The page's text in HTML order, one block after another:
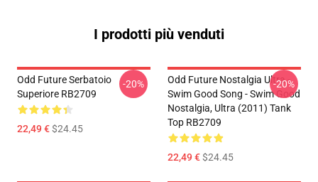
I prodotti più venduti
Odd Future Serbatoio
Superiore RB2709
22,49 €$24.45
-20%
Odd Future Nostalgia Ultra -
Swim Good Song - Swim Good
Nostalgia, Ultra (2011) Tank
Top RB2709
22,49 €$24.45
-20%